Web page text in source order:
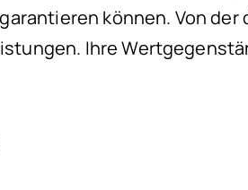
können. Von
Ihre